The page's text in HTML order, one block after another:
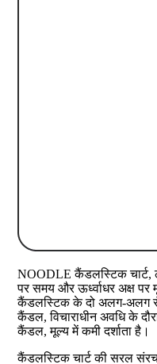
NOODLE कैंडलस्टिक चार्ट,
पर समय और ऊर्ध्वाधर अक्ष पर
कैंडलस्टिक के दो अलग-अलग
कैंडल, विचाराधीन अवधि के
कैंडल, मूल्य में कमी दर्शाता है।
कैंडलस्टिक चार्ट की सरल